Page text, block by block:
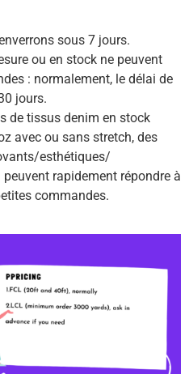
sous 7 jours.
ou en stock ne peuvent
: normalement, le délai de
jours.
de tissus denim en stock
avec ou sans stretch, des
esthétiques/
rapidement répondre à
commandes.